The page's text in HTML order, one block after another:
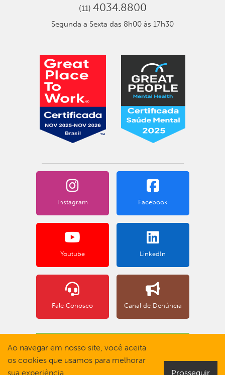
(11) 4034.8800
Segunda a Sexta das 8h00 às 17h30
Instagram Facebook
Youtube LinkedIn
Fale Conosco Canal de Denúncia
BOLETO BANCÁRIO
Ao navegar em nosso site, você aceita
os cookies que usamos para melhorar
sua experiência.
Prosseguir